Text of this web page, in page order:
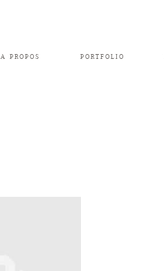
A PROPOS PORTFOLIO